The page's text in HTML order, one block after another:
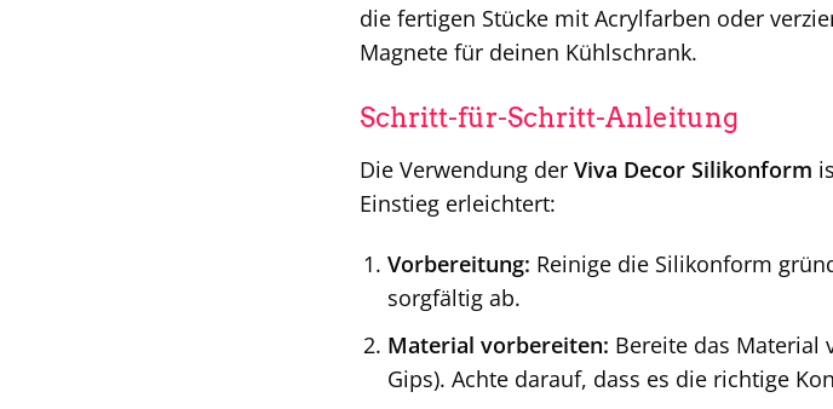
die fertigen Stücke mit Acrylfarben oder
Magnete für deinen Kühlschrank.
Schritt-für-Schritt-Anleitung
Die Verwendung der Viva Decor Silikonform
Einstieg erleichtert:
Vorbereitung: Reinige die Silikonform
sorgfältig ab.
Material vorbereiten: Bereite das Material
Gips). Achte darauf, dass es die richtige